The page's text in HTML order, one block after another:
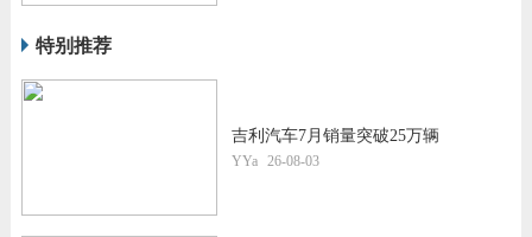
特别推荐
吉利汽车7月销量突破25万辆
YYa 26-08-03